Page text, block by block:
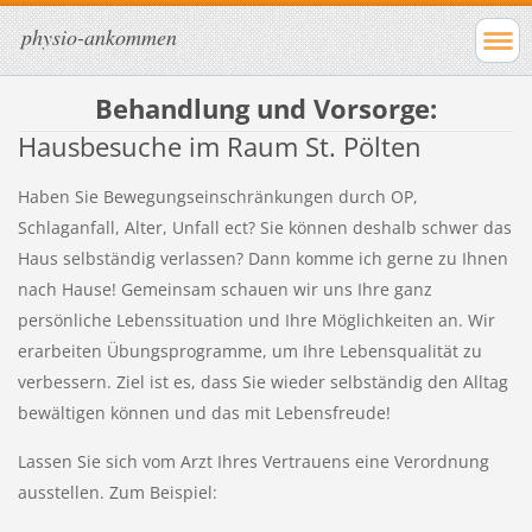
physio-ankommen
Behandlung und Vorsorge:
Hausbesuche im Raum St. Pölten
Haben Sie Bewegungseinschränkungen durch OP,
Schlaganfall, Alter, Unfall ect? Sie können deshalb schwer das
Haus selbständig verlassen? Dann komme ich gerne zu Ihnen
nach Hause! Gemeinsam schauen wir uns Ihre ganz
persönliche Lebenssituation und Ihre Möglichkeiten an. Wir
erarbeiten Übungsprogramme, um Ihre Lebensqualität zu
verbessern. Ziel ist es, dass Sie wieder selbständig den Alltag
bewältigen können und das mit Lebensfreude!
Lassen Sie sich vom Arzt Ihres Vertrauens eine Verordnung
ausstellen. Zum Beispiel: